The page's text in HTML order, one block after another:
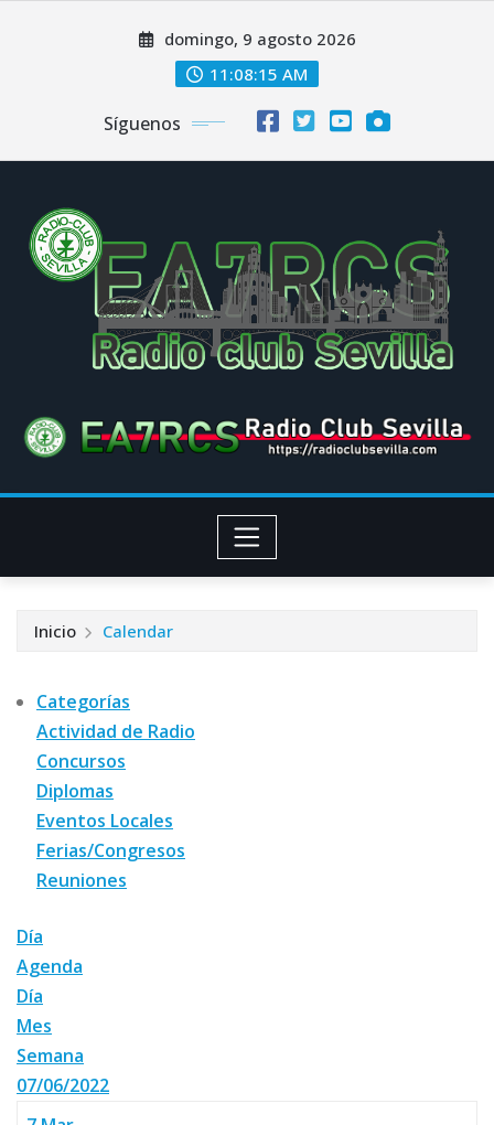
domingo, 9 agosto 2026
11:08:16 AM
Síguenos
Inicio Calendar
Categorías
Actividad de Radio
Concursos
Diplomas
Eventos Locales
Ferias/Congresos
Reuniones
Día
Agenda
Día
Mes
Semana
07/06/2022